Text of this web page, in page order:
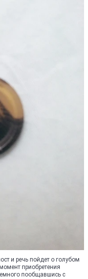
и речь пойдет о голубом
приобретения
пообщавшись с